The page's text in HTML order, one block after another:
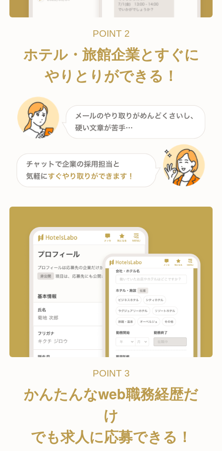
POINT 2
ホテル・旅館企業とすぐに
やりとりができる！
POINT 3
かんたんなweb職務経歴だ
け
でも求人に応募できる！